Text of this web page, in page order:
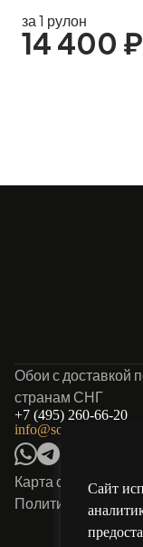
за 1 рулон
14 400 ₽
Обои с доставкой
странам СНГ
+7 (495) 260-66-20
info@solo-oboi.ru
Карта сайта
Политика
Сайт